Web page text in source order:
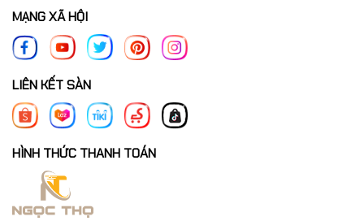
MẠNG XÃ HỘI
LIÊN KẾT SÀN
HÌNH THỨC THANH TOÁN